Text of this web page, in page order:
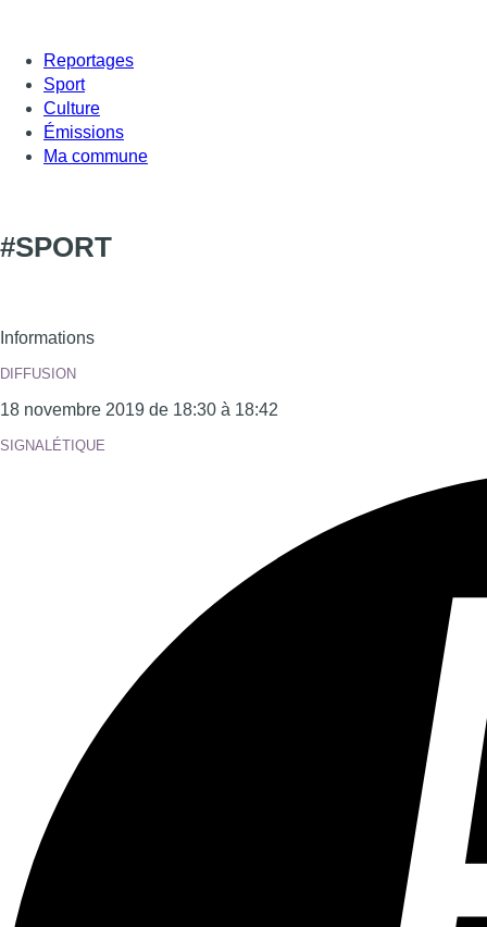
Reportages
Sport
Culture
Émissions
Ma commune
#SPORT
Informations
DIFFUSION
18 novembre 2019 de 18:30 à 18:42
SIGNALÉTIQUE